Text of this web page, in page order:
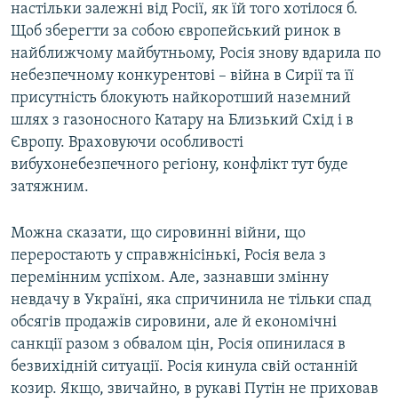
настільки залежні від Росії, як їй того хотілося б.
Щоб зберегти за собою європейський ринок в
найближчому майбутньому, Росія знову вдарила по
небезпечному конкурентові – війна в Сирії та її
присутність блокують найкоротший наземний
шлях з газоносного Катару на Близький Схід і в
Європу. Враховуючи особливості
вибухонебезпечного регіону, конфлікт тут буде
затяжним.
Можна сказати, що сировинні війни, що
переростають у справжнісінькі, Росія вела з
перемінним успіхом. Але, зазнавши змінну
невдачу в Україні, яка спричинила не тільки спад
обсягів продажів сировини, але й економічні
санкції разом з обвалом цін, Росія опинилася в
безвихідній ситуації. Росія кинула свій останній
козир. Якщо, звичайно, в рукаві Путін не приховав